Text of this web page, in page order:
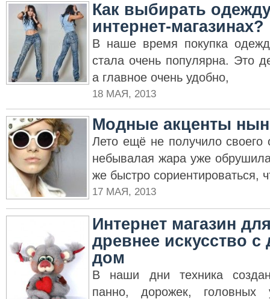
Как выбирать
интернет-магазинах?
В наше время покупка
стала очень популярна. Это
а главное очень удобно,
18 МАЯ, 2013
Модные акценты
Лето ещё не получило своего
небывалая жара уже
же быстро сориентироваться,
17 МАЯ, 2013
Интернет магазин
древнее искусство с
дом
В наши дни техника
панно, дорожек, головных